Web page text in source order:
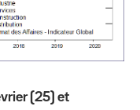
(25) et